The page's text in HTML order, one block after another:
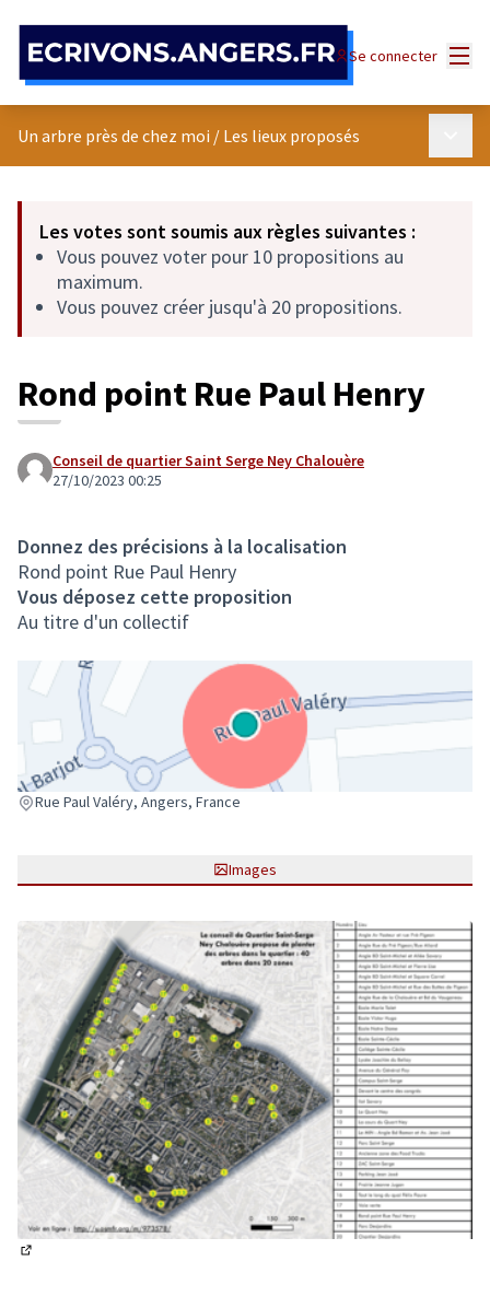
Se connecter
Un arbre près de chez moi / Les lieux proposés
Les votes sont soumis aux règles suivantes :
Vous pouvez voter pour 10 propositions au
maximum.
Vous pouvez créer jusqu'à 20 propositions.
Rond point Rue Paul Henry
Conseil de quartier Saint Serge Ney Chalouère
27/10/2023 00:25
Donnez des précisions à la localisation
Rond point Rue Paul Henry
Vous déposez cette proposition
Au titre d'un collectif
Rue Paul Valéry, Angers, France
(Lien externe)
Images